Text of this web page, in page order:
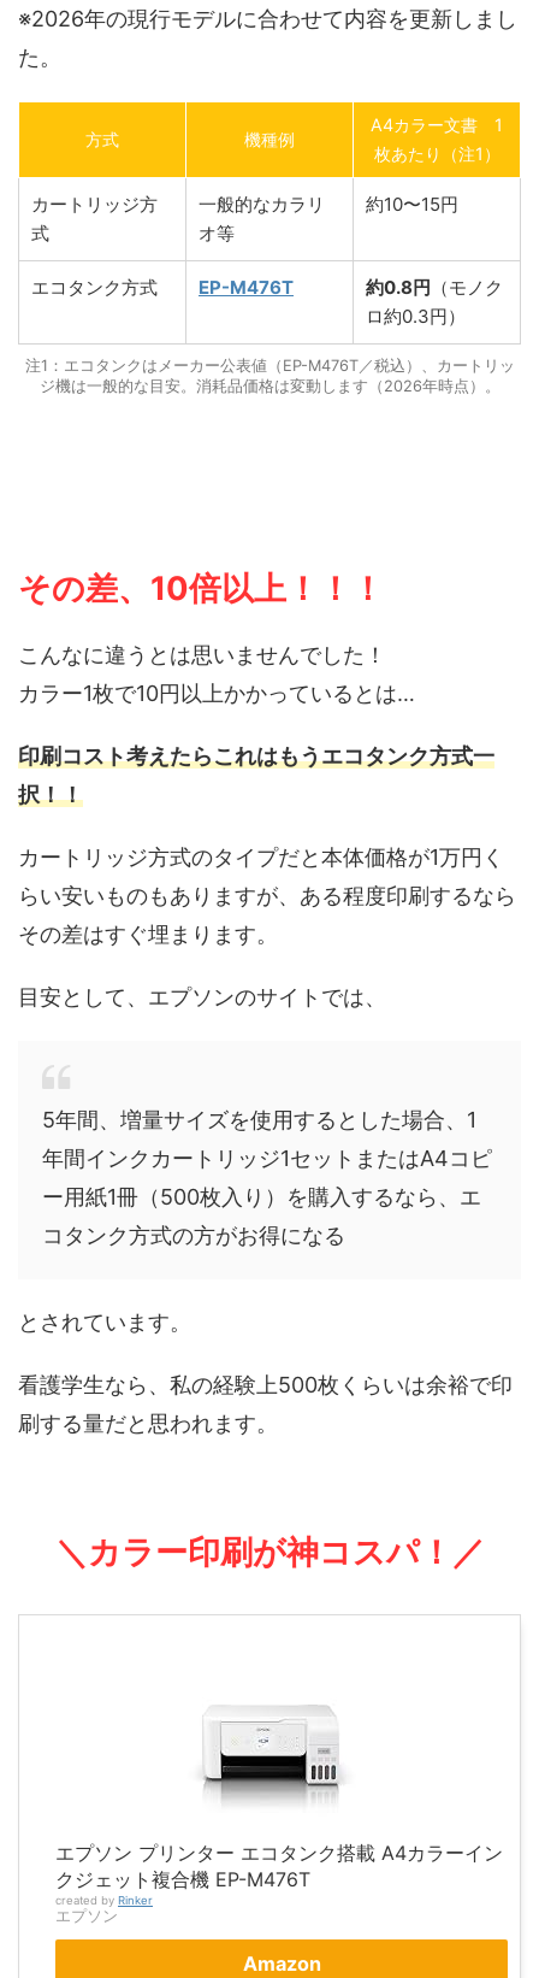
※2026年の現行モデルに合わせて内容を更新しまし
た。
方式 機種例
A4カラー文書 1
枚あたり（注1）
カートリッジ方
式
一般的なカラリ
オ等
約10〜15円
エコタンク方式 EP-M476T 約0.8円 （モノク
ロ約0.3円）
注1：エコタンクはメーカー公表値（EP-M476T／税込）、カートリッ
ジ機は一般的な目安。消耗品価格は変動します（2026年時点）。
その差、10倍以上！！！
こんなに違うとは思いませんでした！
カラー1枚で10円以上かかっているとは…
印刷コスト考えたらこれはもうエコタンク方式一
択！！
カートリッジ方式のタイプだと本体価格が1万円く
らい安いものもありますが、ある程度印刷するなら
その差はすぐ埋まります。
目安として、エプソンのサイトでは、
5年間、増量サイズを使用するとした場合、1
年間インクカートリッジ1セットまたはA4コピ
ー用紙1冊（500枚入り）を購入するなら、エ
コタンク方式の方がお得になる
とされています。
看護学生なら、私の経験上500枚くらいは余裕で印
刷する量だと思われます。
＼カラー印刷が神コスパ！／
エプソン プリンター エコタンク搭載 A4カラーイン
クジェット複合機 EP-M476T
created by Rinker
エプソン
Amazon